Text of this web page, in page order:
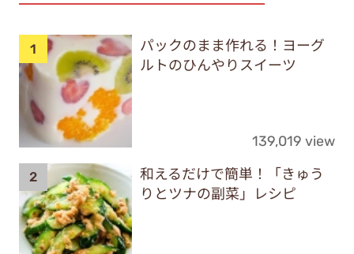
パックのまま作れる！ヨーグ
ルトのひんやりスイーツ
139,019 view
和えるだけで簡単！「きゅう
りとツナの副菜」レシピ